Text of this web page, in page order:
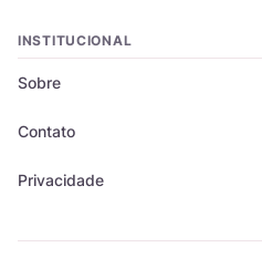
INSTITUCIONAL
Sobre
Contato
Privacidade